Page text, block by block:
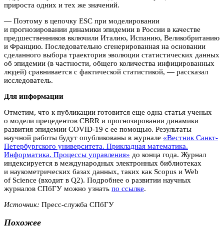
прироста одних и тех же значений.
— Поэтому в цепочку ESC при моделировании
и прогнозировании динамики эпидемии в России в качестве
предшественников включили Италию, Испанию, Великобританию
и Францию. Последовательно сгенерированная на основании
сделанного выбора траектория эволюции статистических данных
об эпидемии (в частности, общего количества инфицированных
людей) сравнивается с фактической статистикой, — рассказал
исследователь.
Для информации
Отметим, что к публикации готовится еще одна статья ученых
о модели прецедентов CBRR и прогнозировании динамики
развития эпидемии COVID-19 с ее помощью. Результаты
научной работы будут опубликованы в журнале «Вестник Санкт-
Петербургского университета. Прикладная математика.
Информатика. Процессы управления» до конца года. Журнал
индексируется в международных электронных библиотеках
и наукометрических базах данных, таких как Scopus и Web
of Science (входит в Q2). Подробнее о развитии научных
журналов СПбГУ можно узнать по ссылке.
Источник: Пресс-служба СПбГУ
Похожее